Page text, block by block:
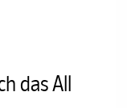
das All